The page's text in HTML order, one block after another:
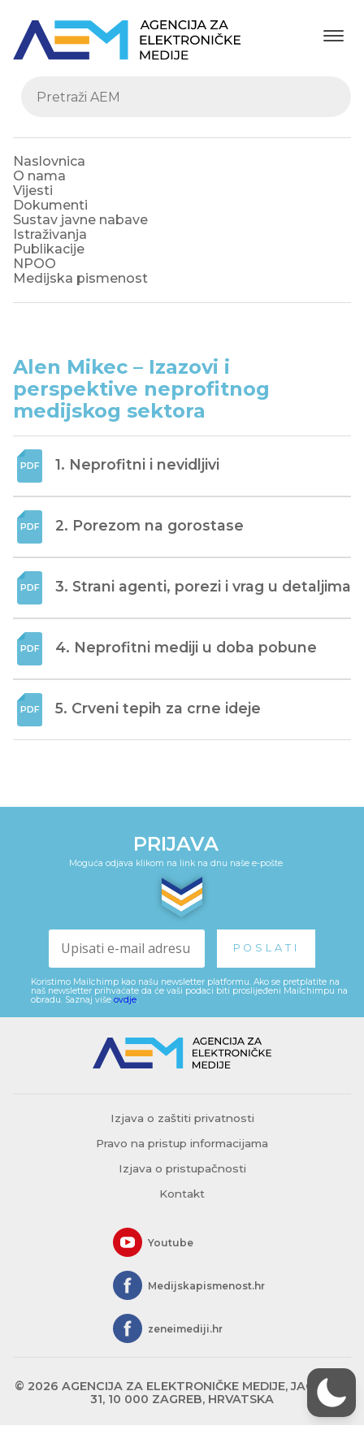
Naslovnica
O nama
Vijesti
Dokumenti
Sustav javne nabave
Istraživanja
Publikacije
NPOO
Medijska pismenost
Alen Mikec – Izazovi i
perspektive neprofitnog
medijskog sektora
1. Neprofitni i nevidljivi
2. Porezom na gorostase
3. Strani agenti, porezi i vrag u detaljima
4. Neprofitni mediji u doba pobune
5. Crveni tepih za crne ideje
PRIJAVA
Moguća odjava klikom na link na dnu naše e-pošte
Koristimo Mailchimp kao našu newsletter platformu. Ako se pretplatite na
naš newsletter prihvaćate da će vaši podaci biti proslijeđeni Mailchimpu na
obradu. Saznaj više ovdje
Izjava o zaštiti privatnosti
Pravo na pristup informacijama
Izjava o pristupačnosti
Kontakt
Youtube
Medijskapismenost.hr
zeneimediji.hr
© 2026 AGENCIJA ZA ELEKTRONIČKE MEDIJE, JAGIĆEVA
31, 10 000 ZAGREB, HRVATSKA